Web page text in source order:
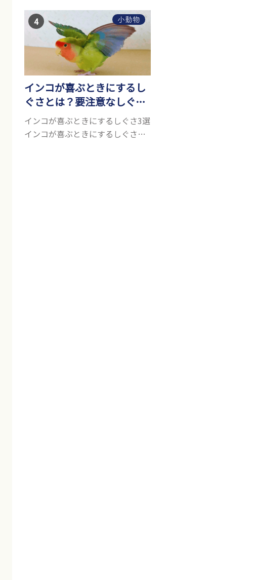
気が高いです。 以下では寿命が長
い小動物6選を紹介！種類ごとに特
徴や飼育のポイ...
小動物
インコが喜ぶときにするし
ぐさとは？要注意なしぐさ
についても解説
インコが喜ぶときにするしぐさ3選
インコが喜ぶときにするしぐさ